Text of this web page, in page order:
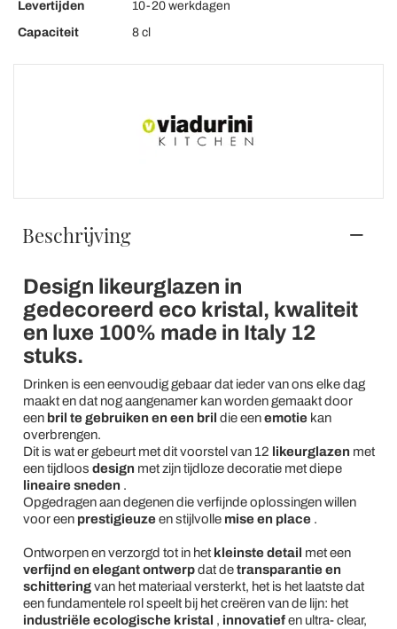
Levertijden
10-20 werkdagen
Capaciteit
8 cl
Beschrijving
Design likeurglazen in
gedecoreerd eco kristal, kwaliteit
en luxe 100% made in Italy 12
stuks.
Drinken is een eenvoudig gebaar dat ieder van ons elke dag
maakt en dat nog aangenamer kan worden gemaakt door
een bril te gebruiken en een bril die eenemotiekan
overbrengen.
Dit is wat er gebeurt met dit voorstel van 12 likeurglazen met
een tijdloos design met zijn tijdloze decoratie met diepe
lineaire sneden .
Opgedragen aan degenen die verfijnde oplossingen willen
voor een prestigieuzeen stijlvolle mise en place.
Ontworpen en verzorgd tot in het kleinste detail met een
verfijnd en elegant ontwerpdat detransparantie en
schitteringvan het materiaal versterkt, het is het laatste dat
een fundamentele rol speelt bij het creëren van de lijn: het
industriële ecologische kristal , innovatiefen ultra- clear,